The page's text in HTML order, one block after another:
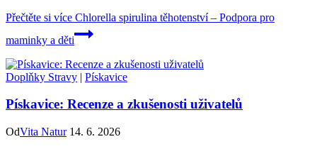
Přečtěte si více Chlorella spirulina těhotenství – Podpora pro
maminky a děti
Doplňky Stravy | Pískavice
Pískavice: Recenze a zkušenosti uživatelů
OdVita Natur 14. 6. 2026